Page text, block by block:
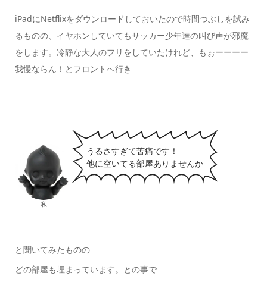
iPadにNetflixをダウンロードしておいたので時間つぶしを試み
るものの、イヤホンしていてもサッカー少年達の叫び声が邪魔
をします。冷静な大人のフリをしていたけれど、もぉーーーー
我慢ならん！とフロントへ行き
私
うるさすぎて苦痛です！
他に空いてる部屋ありませんか
と聞いてみたものの
どの部屋も埋まっています。との事で